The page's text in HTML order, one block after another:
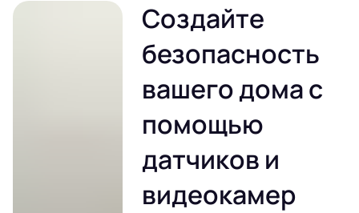
Создайте
безопасность
вашего дома с
помощью
датчиков и
видеокамер